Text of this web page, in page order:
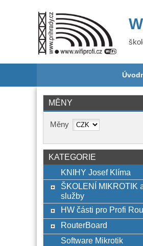
MĚNY
Měny
KATEGORIE
KNIHY Josef Klíma
ŠKOLENÍ MIKROTIK
služby
HW části pro Profi
RouterBoard
Software Mikrotik